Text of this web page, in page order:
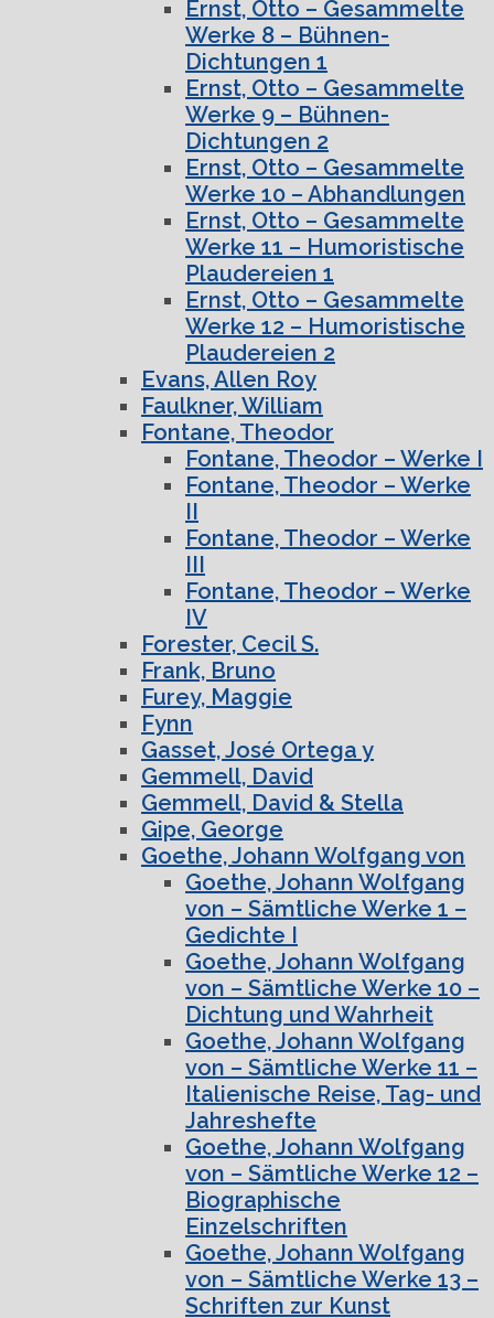
Ernst, Otto – Gesammelte
Werke 8 – Bühnen-
Dichtungen 1
Ernst, Otto – Gesammelte
Werke 9 – Bühnen-
Dichtungen 2
Ernst, Otto – Gesammelte
Werke 10 – Abhandlungen
Ernst, Otto – Gesammelte
Werke 11 – Humoristische
Plaudereien 1
Ernst, Otto – Gesammelte
Werke 12 – Humoristische
Plaudereien 2
Evans, Allen Roy
Faulkner, William
Fontane, Theodor
Fontane, Theodor – Werke I
Fontane, Theodor – Werke
II
Fontane, Theodor – Werke
III
Fontane, Theodor – Werke
IV
Forester, Cecil S.
Frank, Bruno
Furey, Maggie
Fynn
Gasset, José Ortega y
Gemmell, David
Gemmell, David & Stella
Gipe, George
Goethe, Johann Wolfgang von
Goethe, Johann Wolfgang
von – Sämtliche Werke 1 –
Gedichte I
Goethe, Johann Wolfgang
von – Sämtliche Werke 10 –
Dichtung und Wahrheit
Goethe, Johann Wolfgang
von – Sämtliche Werke 11 –
Italienische Reise, Tag- und
Jahreshefte
Goethe, Johann Wolfgang
von – Sämtliche Werke 12 –
Biographische
Einzelschriften
Goethe, Johann Wolfgang
von – Sämtliche Werke 13 –
Schriften zur Kunst